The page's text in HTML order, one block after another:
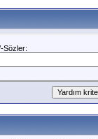
Sözler: